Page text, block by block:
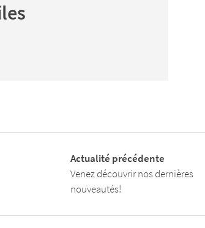
Actualité précédente
Venez découvrir nos dernières
nouveautés!